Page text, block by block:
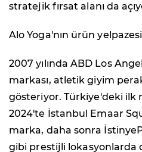
stratejik fırsat alanı da
Alo Yoga'nın ürün
2007 yılında ABD Los
markası, atletik giyim
gösteriyor. Türkiye'deki ilk
2024'te İstanbul Emaar
marka, daha sonra
gibi prestijli lokasyonlarda